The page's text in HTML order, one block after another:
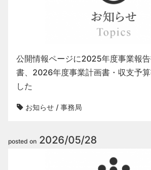
公開情報ページに2025年度事業報
書、2026年度事業計画書・収支予
した
お知らせ / 事務局
posted on 2026/05/28